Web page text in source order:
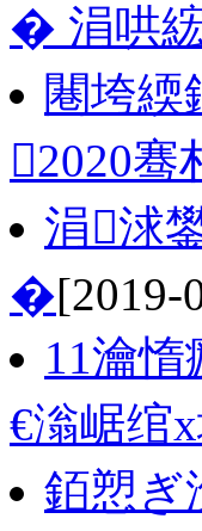
� 涓哄
闀垮
2020骞
涓浗
�[2019-
11瀹
€滃崌绾
銆愬ぎ